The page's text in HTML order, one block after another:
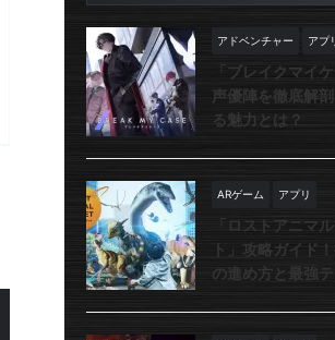
アドベンチャー アプ
「ブレイクマイ
声優陣を徹底解
る魅力とは？
ARゲーム アプリ
「ロストアニマ
ト」攻略ガイド
の進め方と最強